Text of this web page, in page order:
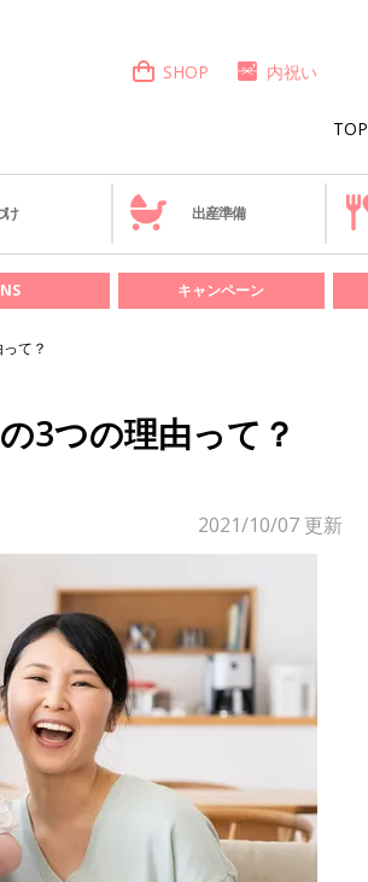
TOP
SHOP 内祝い
け 出産準備
キャンペーン
て？
3つの理由って？
2021/10/07 更新